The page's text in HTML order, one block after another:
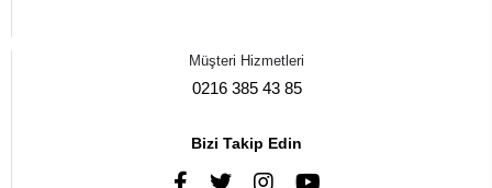
Müşteri Hizmetleri
0216 385 43 85
Bizi Takip Edin